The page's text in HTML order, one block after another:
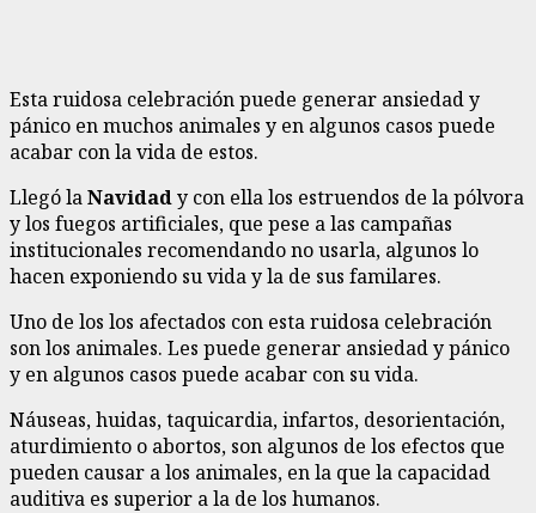
Esta ruidosa celebración puede generar ansiedad y
pánico en muchos animales y en algunos casos puede
acabar con la vida de estos.
Llegó laNavidady con ella los estruendos de la pólvora
y los fuegos artificiales, que pese a las campañas
institucionales recomendando no usarla, algunos lo
hacen exponiendo su vida y la de sus familares.
Uno de los los afectados con esta ruidosa celebración
son los animales. Les puede generar ansiedad y pánico
y en algunos casos puede acabar con su vida.
Náuseas, huidas, taquicardia, infartos, desorientación,
aturdimiento o abortos, son algunos de los efectos que
pueden causar a los animales, en la que la capacidad
auditiva es superior a la de los humanos.